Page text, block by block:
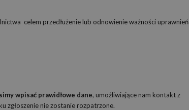
celem przedłużenie lub odnowienie ważności uprawnień
wpisać prawidłowe dane, umożliwiające nam kontakt z
zgłoszenie nie zostanie rozpatrzone.